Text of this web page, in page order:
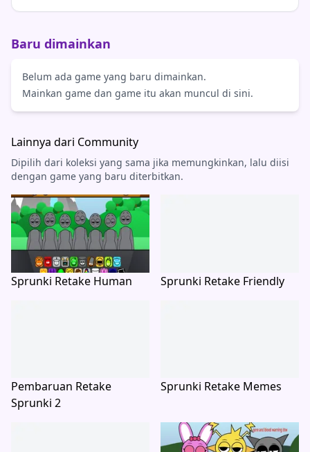
Baru dimainkan
Belum ada game yang baru dimainkan.
Mainkan game dan game itu akan muncul di sini.
Lainnya dari Community
Dipilih dari koleksi yang sama jika memungkinkan, lalu diisi
dengan game yang baru diterbitkan.
Sprunki Retake Human Sprunki Retake Friendly
Pembaruan Retake
Sprunki 2
Sprunki Retake Memes